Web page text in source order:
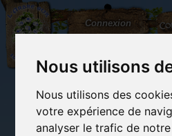
Nous utilisons
Nous utilisons des
votre expérience de
analyser le trafic de
L'Arbre
aux
100.000
Connexion
(vide)